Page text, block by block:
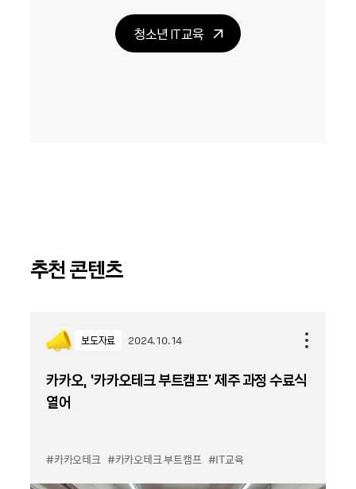
청소년 IT교육
추천 콘텐츠
보도자료 2024.10.14
카카오, '카카오테크 부트캠프' 제주 과정 수료식
열어
#카카오테크 #카카오테크 부트캠프 #IT교육